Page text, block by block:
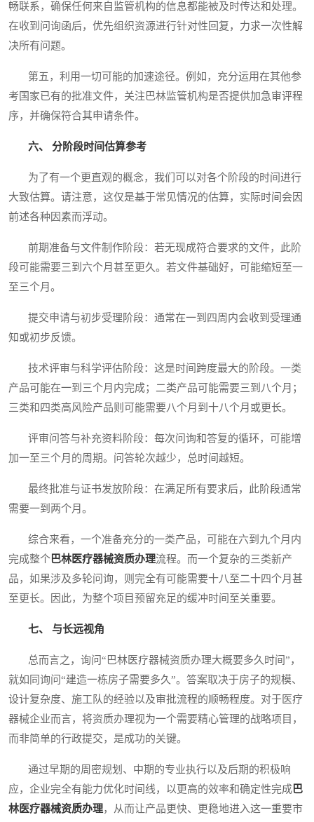
畅联系，确保任何来自监管机构的信息都能被及时传达和处理。
在收到问询函后，优先组织资源进行针对性回复，力求一次性解
决所有问题。
第五，利用一切可能的加速途径。例如，充分运用在其他参
考国家已有的批准文件，关注巴林监管机构是否提供加急审评程
序，并确保符合其申请条件。
六、 分阶段时间估算参考
为了有一个更直观的概念，我们可以对各个阶段的时间进行
大致估算。请注意，这仅是基于常见情况的估算，实际时间会因
前述各种因素而浮动。
前期准备与文件制作阶段：若无现成符合要求的文件，此阶
段可能需要三到六个月甚至更久。若文件基础好，可能缩短至一
至三个月。
提交申请与初步受理阶段：通常在一到四周内会收到受理通
知或初步反馈。
技术评审与科学评估阶段：这是时间跨度最大的阶段。一类
产品可能在一到三个月内完成；二类产品可能需要三到八个月；
三类和四类高风险产品则可能需要八个月到十八个月或更长。
评审问答与补充资料阶段：每次问询和答复的循环，可能增
加一至三个月的周期。问答轮次越少，总时间越短。
最终批准与证书发放阶段：在满足所有要求后，此阶段通常
需要一到两个月。
综合来看，一个准备充分的一类产品，可能在六到九个月内
完成整个巴林医疗器械资质办理流程。而一个复杂的三类新产
品，如果涉及多轮问询，则完全有可能需要十八至二十四个月甚
至更长。因此，为整个项目预留充足的缓冲时间至关重要。
七、 与长远视角
总而言之，询问“巴林医疗器械资质办理大概要多久时间”，
就如同询问“建造一栋房子需要多久”。答案取决于房子的规模、
设计复杂度、施工队的经验以及审批流程的顺畅程度。对于医疗
器械企业而言，将资质办理视为一个需要精心管理的战略项目，
而非简单的行政提交，是成功的关键。
通过早期的周密规划、中期的专业执行以及后期的积极响
应，企业完全有能力优化时间线，以更高的效率和确定性完成巴
林医疗器械资质办理，从而让产品更快、更稳地进入这一重要市